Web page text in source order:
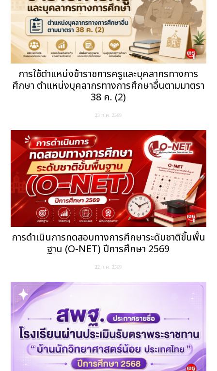
การใช้ตำแหน่งข้าราชการครูและบุคลากรทางการ
ศึกษา ตำแหน่งบุคลากรทางการศึกษาอื่นตามมาตรา
38 ค. (2)
23 ก.ค. 2569
การดำเนินการทดสอบทางการศึกษาระดับชาติขั้นพื้น
ฐาน (O-NET) ปีการศึกษา 2569
22 ก.ค. 2569